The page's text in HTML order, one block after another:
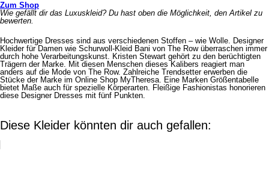
Zum Shop
Wie gefällt dir das Luxuskleid? Du hast oben die Möglichkeit, den Artikel zu
bewerten.
Hochwertige Dresses sind aus verschiedenen Stoffen – wie Wolle. Designer
Kleider für Damen wie Schurwoll-Kleid Bani von The Row überraschen immer
durch hohe Verarbeitungskunst. Kristen Stewart gehört zu den berüchtigten
Trägern der Marke. Mit diesen Menschen dieses Kalibers reagiert man
anders auf die Mode von The Row. Zahlreiche Trendsetter erwerben die
Stücke der Marke im Online Shop MyTheresa. Eine Marken Größentabelle
bietet Maße auch für spezielle Körperarten. Fleißige Fashionistas honorieren
diese Designer Dresses mit fünf Punkten.
Diese Kleider könnten dir auch gefallen: